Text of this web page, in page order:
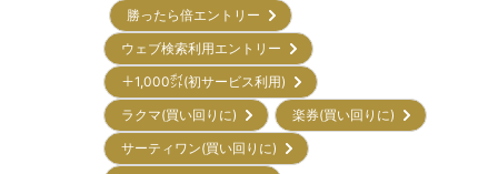
勝ったら倍エントリー
ウェブ検索利用エントリー
＋1,000㌽(初サービス利用)
ラクマ(買い回りに)
楽券(買い回りに)
サーティワン(買い回りに)